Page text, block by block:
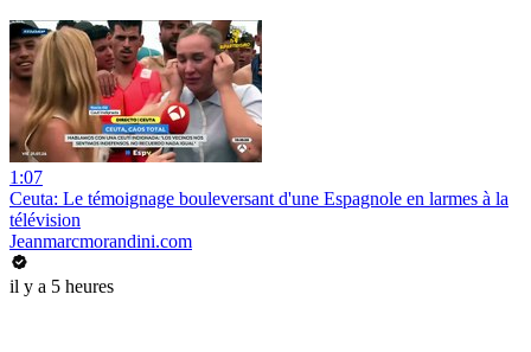
1:07
Ceuta: Le témoignage bouleversant d'une Espagnole en larmes à la
télévision
Jeanmarcmorandini.com
il y a 5 heures